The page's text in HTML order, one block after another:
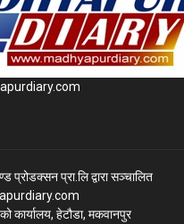
प्रोडक्सन प्रा.लि द्वारा सञ्चालित
कार्यालय, हेटौडा, मकवानपुर